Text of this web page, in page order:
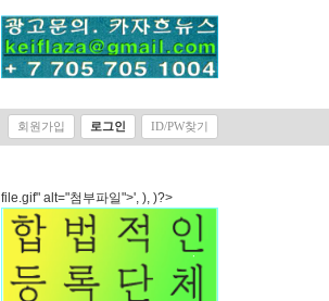
회원가입 로그인 ID/PW찾기
file.gif" alt="첨부파일">', ), )?>